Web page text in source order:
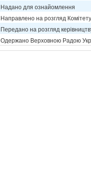
Надано для ознайомлення
Направлено на розгляд Комітету
Передано на розгляд
Одержано Верховною Радою